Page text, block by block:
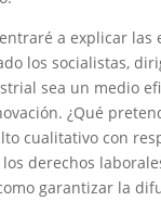
a explicar las
los socialistas,
sea un medio
¿Qué
cualitativo con
derechos
garantizar la